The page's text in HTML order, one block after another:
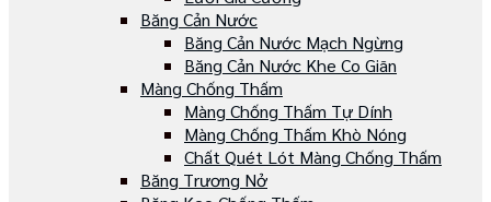
Băng Cản Nước
Băng Cản Nước Mạch Ngừng
Băng Cản Nước Khe Co Giãn
Màng Chống Thấm
Màng Chống Thấm Tự Dính
Màng Chống Thấm Khò Nóng
Chất Quét Lót Màng Chống Thấm
Băng Trương Nở